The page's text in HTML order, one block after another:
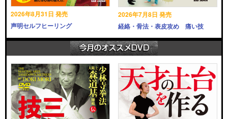
2026年8月31日 発売
声明セルフヒーリング
2026年7月8日 発売
経絡・骨法・表皮攻め 痛い技